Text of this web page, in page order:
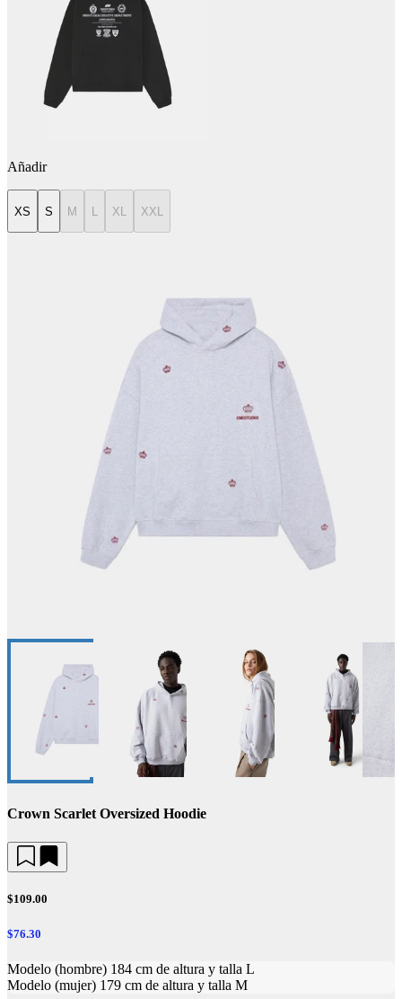
Añadir
XS S M XL XXL
Crown Scarlet Oversized Hoodie
$109.00
$76.30
Modelo (hombre) 184 cm de altura y talla L
Modelo (mujer) 179 cm de altura y talla M